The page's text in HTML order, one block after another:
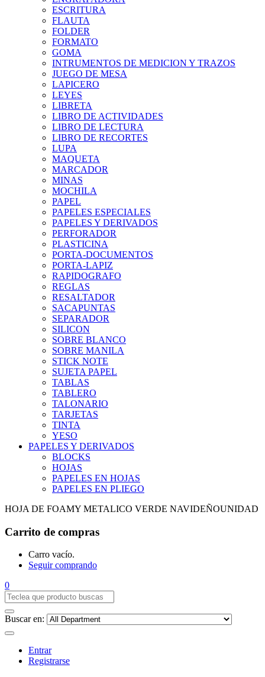
ESCRITURA
FLAUTA
FOLDER
FORMATO
GOMA
INTRUMENTOS DE MEDICION Y TRAZOS
JUEGO DE MESA
LAPICERO
LEYES
LIBRETA
LIBRO DE ACTIVIDADES
LIBRO DE LECTURA
LIBRO DE RECORTES
LUPA
MAQUETA
MARCADOR
MINAS
MOCHILA
PAPEL
PAPELES ESPECIALES
PAPELES Y DERIVADOS
PERFORADOR
PLASTICINA
PORTA-DOCUMENTOS
PORTA-LAPIZ
RAPIDOGRAFO
REGLAS
RESALTADOR
SACAPUNTAS
SEPARADOR
SILICON
SOBRE BLANCO
SOBRE MANILA
STICK NOTE
SUJETA PAPEL
TABLAS
TABLERO
TALONARIO
TARJETAS
TINTA
YESO
PAPELES Y DERIVADOS
BLOCKS
HOJAS
PAPELES EN HOJAS
PAPELES EN PLIEGO
HOJA DE FOAMY METALICO VERDE NAVIDEÑOUNIDAD
Carrito de compras
Carro vacío.
Seguir comprando
0
Buscar en:
Entrar
Registrarse